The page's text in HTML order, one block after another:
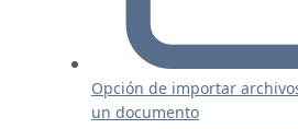
Opción de importar
un documento